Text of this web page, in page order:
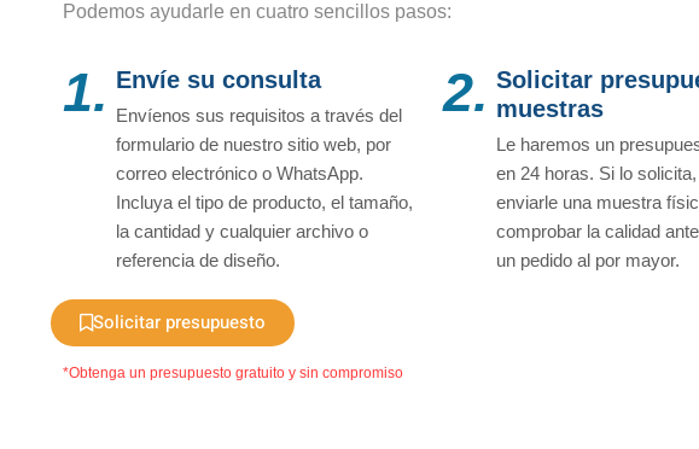
Podemos ayudarle en cuatro sencillos pasos:
1. Envíe su consulta
Envíenos sus requisitos a través del
formulario de nuestro sitio web, por
correo electrónico o WhatsApp.
Incluya el tipo de producto, el tamaño,
la cantidad y cualquier archivo o
referencia de diseño.
2. Solicitar
muestras
Le haremos un
en 24 horas. Si lo
enviarle una muestra
comprobar la calidad
un pedido al por mayor.
Solicitar presupuesto
*Obtenga un presupuesto gratuito y sin compromiso